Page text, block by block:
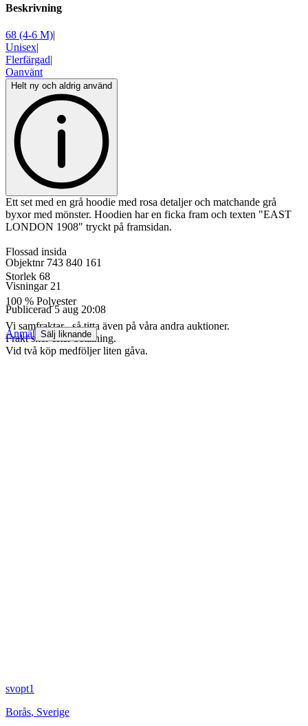
Beskrivning
68 (4-6 M)|
Unisex|
Flerfärgad|
Oanvänt
Helt ny och aldrig använd
Ett set med en grå hoodie med rosa detaljer och matchande grå
byxor med mönster. Hoodien har en ficka fram och texten "EAST
LONDON 1908" tryckt på framsidan.
Flossad insida
Storlek 68
100 % Polyester
Vi samfraktar , så titta även på våra andra auktioner.
Frakt sker efter betalning.
Vid två köp medföljer liten gåva.
Objektnr 743 840 161
Visningar 21
Publicerad 5 aug 20:08
Anmäl Sälj liknande
svopt1
Borås, Sverige